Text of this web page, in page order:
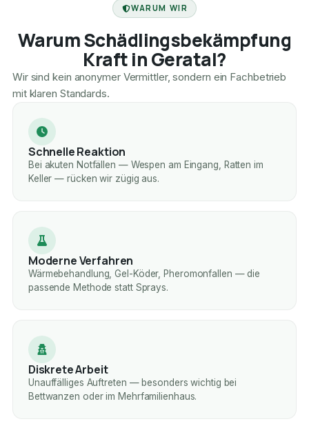
WARUM WIR
Warum Schädlingsbekämpfung
Kraft in Geratal?
Wir sind kein anonymer Vermittler, sondern ein Fachbetrieb
mit klaren Standards.
Schnelle Reaktion
Bei akuten Notfällen — Wespen am Eingang, Ratten im
Keller — rücken wir zügig aus.
Moderne Verfahren
Wärmebehandlung, Gel-Köder, Pheromonfallen — die
passende Methode statt Sprays.
Diskrete Arbeit
Unauffälliges Auftreten — besonders wichtig bei
Bettwanzen oder im Mehrfamilienhaus.